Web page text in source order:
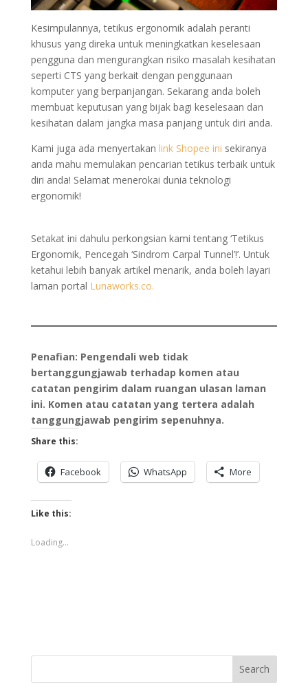
Kesimpulannya, tetikus ergonomik adalah peranti
khusus yang direka untuk meningkatkan keselesaan
pengguna dan mengurangkan risiko masalah kesihatan
seperti CTS yang berkait dengan penggunaan
komputer yang berpanjangan. Sekarang anda boleh
membuat keputusan yang bijak bagi keselesaan dan
kesihatan dalam jangka masa panjang untuk diri anda.
Kami juga ada menyertakan link Shopee ini sekiranya
anda mahu memulakan pencarian tetikus terbaik untuk
diri anda! Selamat menerokai dunia teknologi
ergonomik!
Setakat ini dahulu perkongsian kami tentang ‘Tetikus
Ergonomik, Pencegah ‘Sindrom Carpal Tunnel’!’. Untuk
ketahui lebih banyak artikel menarik, anda boleh layari
laman portal Lunaworks.co.
Penafian: Pengendali web tidak
bertanggungjawab terhadap komen atau
catatan pengirim dalam ruangan ulasan laman
ini. Komen atau catatan yang tertera adalah
tanggungjawab pengirim sepenuhnya.
Share this:
Facebook WhatsApp More
Like this:
Loading...